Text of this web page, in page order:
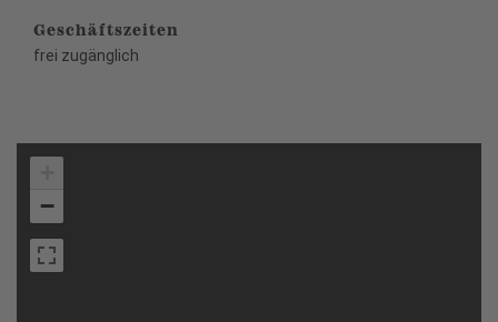
Geschäftszeiten
frei zugänglich
−